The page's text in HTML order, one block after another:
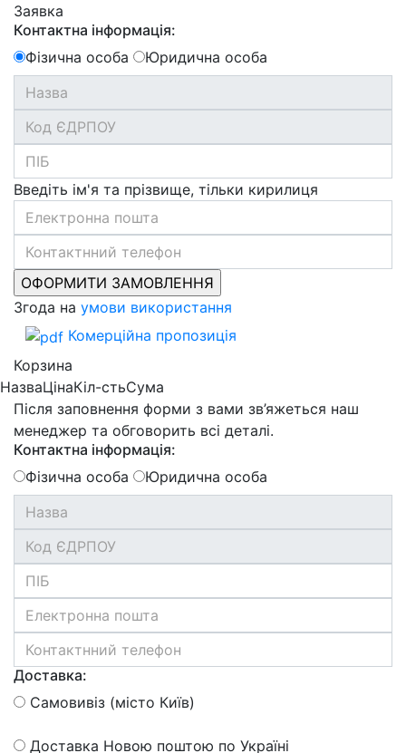
Заявка
Контактна інформація:
Фізична особа
Юридична особа
Введіть ім'я та прізвище, тільки кирилиця
Згода на умови використання
Комерційна пропозиція
Корзина
НазваЦінаКіл-стьСума
Після заповнення форми з вами зв’яжеться наш
менеджер та обговорить всі деталі.
Контактна інформація:
Фізична особа
Юридична особа
Доставка:
Самовивіз (місто Київ)
Доставка Новою поштою по Україні